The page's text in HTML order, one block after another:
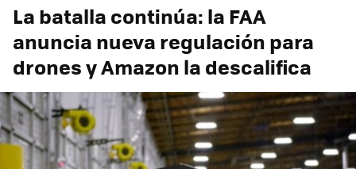
La batalla continúa: la FAA
anuncia nueva regulación para
drones y Amazon la descalifica